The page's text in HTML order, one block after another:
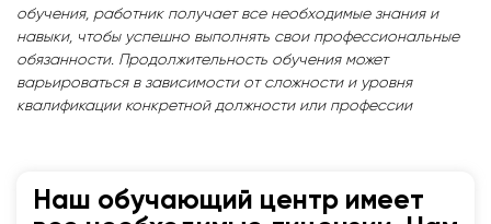
обучения, работник получает все необходимые знания и
навыки, чтобы успешно выполнять свои профессиональные
обязанности. Продолжительность обучения может
варьироваться в зависимости от сложности и уровня
квалификации конкретной должности или профессии
Наш обучающий центр имеет